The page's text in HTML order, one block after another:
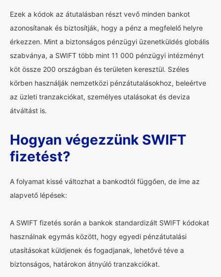
Ezek a kódok az átutalásban részt vevő minden bankot
azonosítanak és biztosítják, hogy a pénz a megfelelő helyre
érkezzen. Mint a biztonságos pénzügyi üzenetküldés globális
szabványa, a SWIFT több mint 11 000 pénzügyi intézményt
köt össze 200 országban és területen keresztül. Széles
körben használják nemzetközi pénzátutalásokhoz, beleértve
az üzleti tranzakciókat, személyes utalásokat és deviza
átváltást is.
Hogyan végezzünk SWIFT
fizetést?
A folyamat kissé változhat a bankodtól függően, de íme az
alapvető lépések:
A SWIFT fizetés során a bankok standardizált SWIFT kódokat
használnak egymás között, hogy egyedi pénzátutalási
utasításokat küldjenek és fogadjanak, lehetővé téve a
biztonságos, határokon átnyúló tranzakciókat.